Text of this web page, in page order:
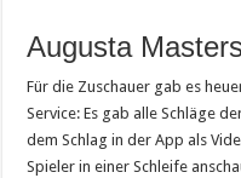
Augusta
Für die Zuschauer gab es
Service: Es gab alle Schläge
dem Schlag in der App als
Spieler in einer Schleife